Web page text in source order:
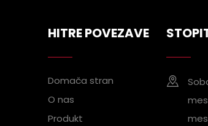
HITRE POVEZAVE
Domača stran
O nas
Produkt